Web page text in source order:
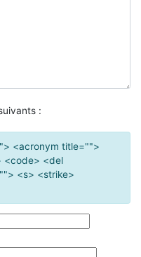
:
<acronym title="">
<code> <del
<s> <strike>